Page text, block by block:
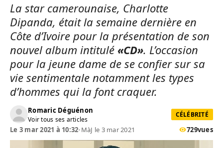
La star camerounaise, Charlotte
Dipanda, était la semaine dernière en
Côte d’Ivoire pour la présentation de son
nouvel album intitulé «CD». L’occasion
pour la jeune dame de se confier sur sa
vie sentimentale notamment les types
d’hommes qui la font craquer.
Romaric Déguénon
Voir tous ses articles
CÉLÉBRITÉ
Le 3 mar 2021 à 10:32•MàJ le 3 mar 2021 729vues